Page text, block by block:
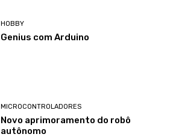
HOBBY
Genius com Arduino
MICROCONTROLADORES
Novo aprimoramento do robô
autônomo